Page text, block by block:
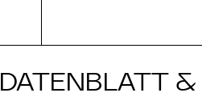
DATENBLATT